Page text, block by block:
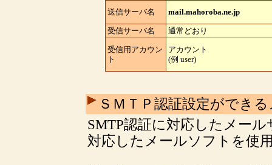
送信サーバ名 mail.mahoroba.ne.jp
受信サーバ名 通常どおり
受信用アカウン
ト
アカウント
(例 user)
ＳＭＴＰ認証設定ができ
SMTP認証に対応したメー
対応したメールソフトを使